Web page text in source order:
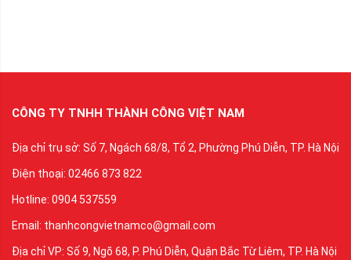
CÔNG TY TNHH THÀNH CÔNG VIỆT NAM
Địa chỉ trụ sở: Số 7, Ngách 68/8, Tổ 2, Phường Phú Diễn, TP. Hà Nội
Điện thoại: 02466 873 822
Hotline: 0904 537559
Email: thanhcongvietnamco@gmail.com
Địa chỉ VP: Số 9, Ngõ 68, P. Phú Diễn, Quận Bắc Từ Liêm, TP. Hà Nội